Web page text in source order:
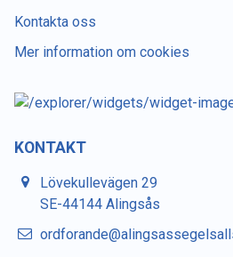
Kontakta oss
Mer information om cookies
KONTAKT
Lövekullevägen 29
SE-44144 Alingsås